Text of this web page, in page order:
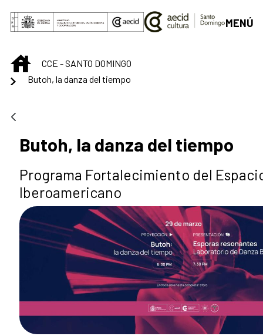
Saltar al contenido principal
MENÚ
INICIOCCE - SANTO DOMINGO
Butoh, la danza del tiempo
Butoh, la danza del tiempo
Programa Fortalecimiento del
Iberoamericano